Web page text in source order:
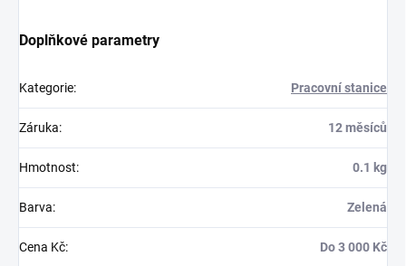
Doplňkové parametry
Kategorie: Pracovní stanice
Záruka: 12 měsíců
Hmotnost: 0.1 kg
Barva: Zelená
Cena Kč: Do 3 000 Kč